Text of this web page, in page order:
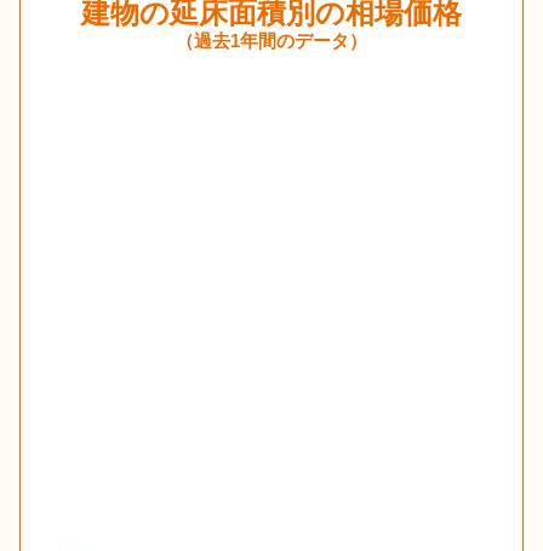
建物の延床面積別の相場価格
（過去1年間のデータ）